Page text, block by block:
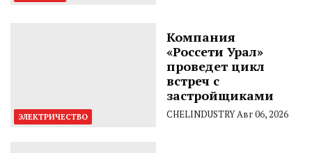
ЭЛЕКТРИЧЕСТВО
Компания
«Россети Урал»
проведет цикл
встреч с
застройщиками
CHELINDUSTRYАвг 06, 2026